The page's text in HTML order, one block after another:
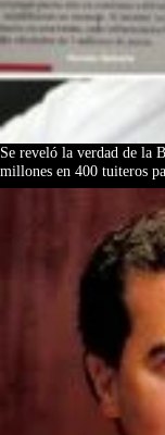
Se reveló la verdad de la
millones en 400 tuiteros